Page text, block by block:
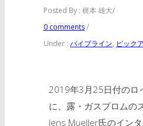
Posted By : 梶本 雄大/
0 comments/
Under : パイプライン, ピック
2019年3月25日付のロ
に、露・ガスプロムの
Jens Mueller氏のイン